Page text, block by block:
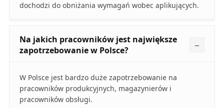
dochodzi do obniżania wymagań wobec aplikujących.
Na jakich pracowników jest największe
zapotrzebowanie w Polsce?
W Polsce jest bardzo duże zapotrzebowanie na
pracowników produkcyjnych, magazynierów i
pracowników obsługi.